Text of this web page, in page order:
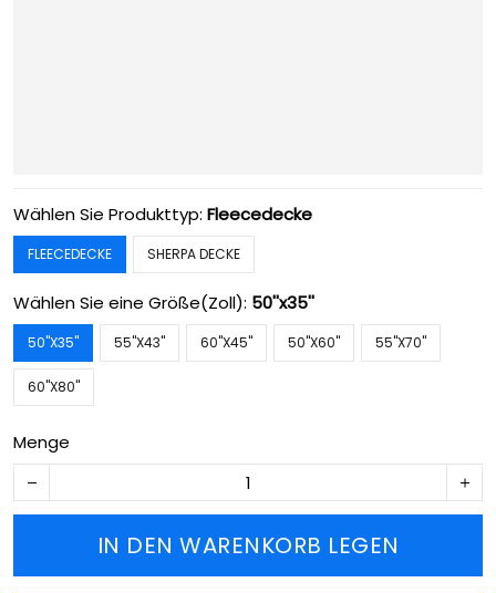
Wählen Sie Produkttyp: Fleecedecke
FLEECEDECKE SHERPA DECKE
Wählen Sie eine Größe(Zoll): 50''x35''
50''X35'' 55''X43'' 60''X45'' 50''X60'' 55''X70''
60''X80''
Menge
IN DEN WARENKORB LEGEN